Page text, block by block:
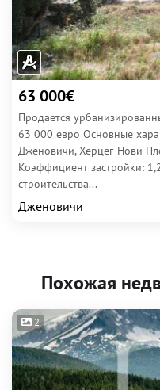
63 000€
Продается
63 000 евро Основные
Дженовичи, Херцег-Нови
Коэффициент застройки:
строительства...
Дженовичи
Похожая
2